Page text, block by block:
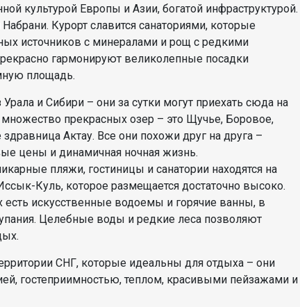
культурой Европы и Азии, богатой инфраструктурой.
Курорт славится санаториями, которые
источников с минералами и рощ с редкими
гармонируют великолепные посадки
площадь.
и Сибири – они за сутки могут приехать сюда на
прекрасных озер – это Щучье, Боровое,
Актау. Все они похожи друг на друга –
цены и динамичная ночная жизнь.
пляжи, гостиницы и санатории находятся на
Куль, которое размещается достаточно высоко.
есть искусственные водоемы и горячие ванны, в
Целебные воды и редкие леса позволяют
СНГ, которые идеальны для отдыха – они
гостеприимностью, теплом, красивыми пейзажами и